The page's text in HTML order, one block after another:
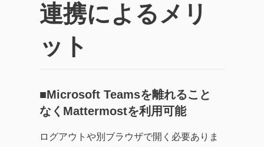
連携によるメリ
ット
■Microsoft Teamsを離れること
なくMattermostを利用可能
ログアウトや別ブラウザで開く必要ありま